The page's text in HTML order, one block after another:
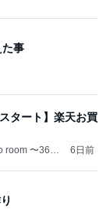
た事
タート】楽天お買
〜365
6日前